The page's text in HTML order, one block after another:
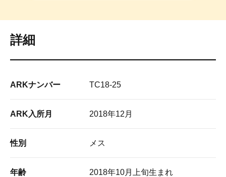
詳細
ARKナンバー TC18-25
ARK入所月 2018年12月
性別 メス
年齢 2018年10月上旬生まれ